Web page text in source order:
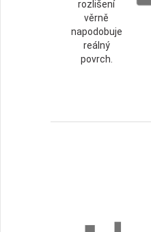
rozlišení
věrně
napodobuje
reálný
povrch.